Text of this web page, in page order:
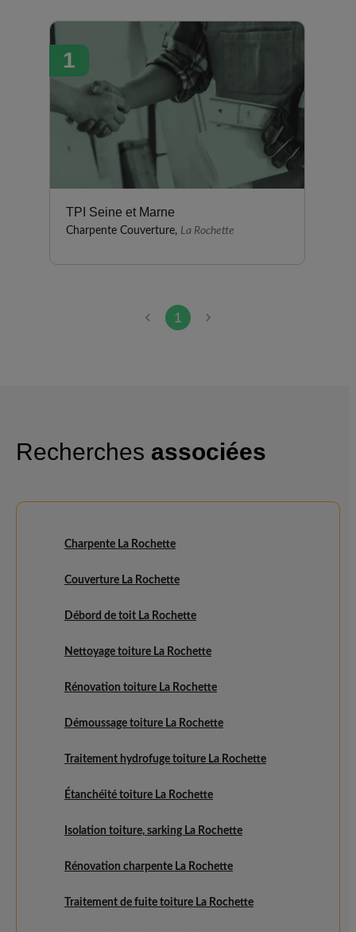
1
TPI Seine et Marne
Charpente Couverture, La Rochette
1
Recherches associées
Charpente La Rochette
Couverture La Rochette
Débord de toit La Rochette
Nettoyage toiture La Rochette
Rénovation toiture La Rochette
Démoussage toiture La Rochette
Traitement hydrofuge toiture La Rochette
Étanchéité toiture La Rochette
Isolation toiture, sarking La Rochette
Rénovation charpente La Rochette
Traitement de fuite toiture La Rochette